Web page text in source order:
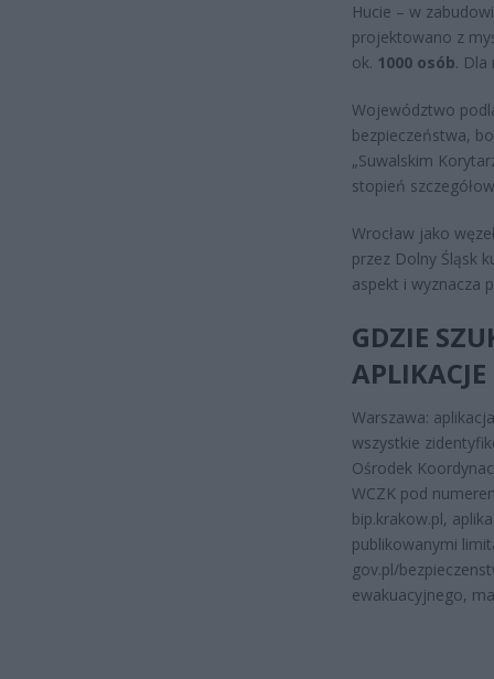
Hucie – w
projektowano z
ok. 1000 osób. Dla
Województwo
bezpieczeństwa,
„Suwalskim
stopień
Wrocław jako
przez Dolny Śląsk
aspekt i wyznacza
GDZIE
Warszawa:
wszystkie
Ośrodek
WCZK pod
bip.krakow.pl,
publikowanymi
gov.pl/
ewakuacyjnego,